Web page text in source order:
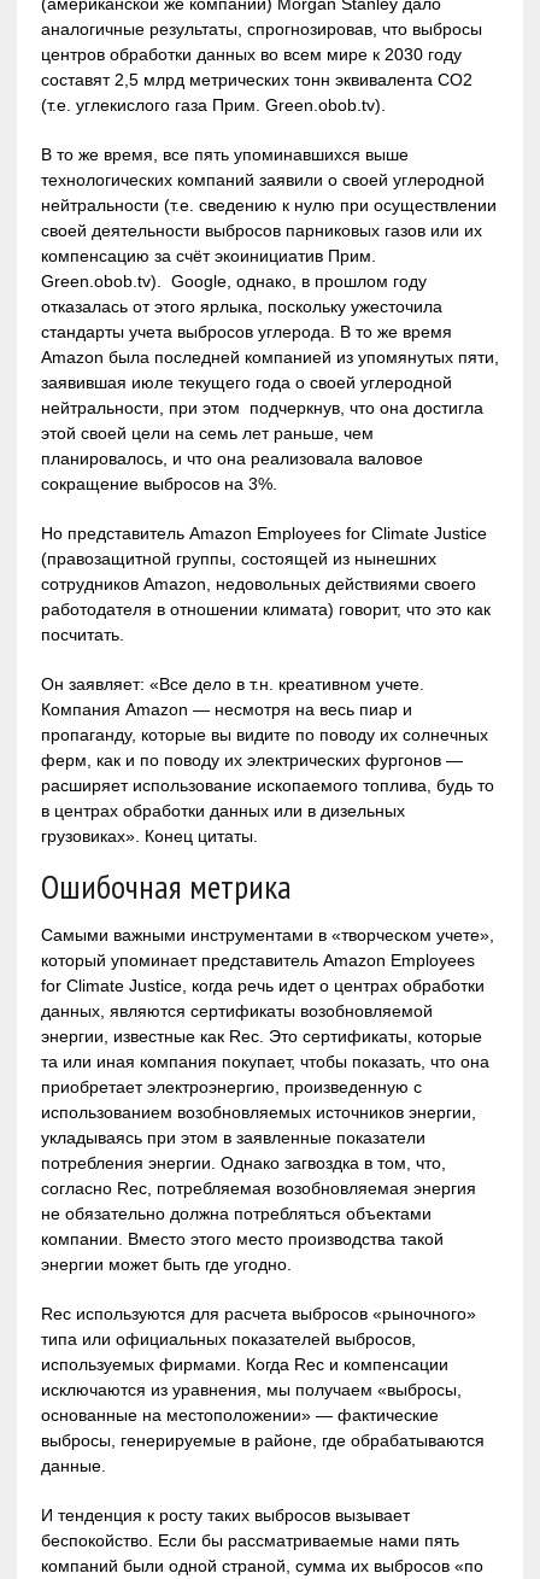
аналогичные результаты, спрогнозировав, что выбросы
центров обработки данных во всем мире к 2030 году
составят 2,5 млрд метрических тонн эквивалента CO2
(т.е. углекислого газа Прим. Green.obob.tv).
В то же время, все пять упоминавшихся выше
технологических компаний заявили о своей углеродной
нейтральности (т.е. сведению к нулю при осуществлении
своей деятельности выбросов парниковых газов или их
компенсацию за счёт экоинициатив Прим.
Green.obob.tv). Google, однако, в прошлом году
отказалась от этого ярлыка, поскольку ужесточила
стандарты учета выбросов углерода. В то же время
Amazon была последней компанией из упомянутых пяти,
заявившая июле текущего года о своей углеродной
нейтральности, при этом подчеркнув, что она достигла
этой своей цели на семь лет раньше, чем
планировалось, и что она реализовала валовое
сокращение выбросов на 3%.
Но представитель Amazon Employees for Climate Justice
(правозащитной группы, состоящей из нынешних
сотрудников Amazon, недовольных действиями своего
работодателя в отношении климата) говорит, что это как
посчитать.
Он заявляет: «Все дело в т.н. креативном учете.
Компания Amazon — несмотря на весь пиар и
пропаганду, которые вы видите по поводу их солнечных
ферм, как и по поводу их электрических фургонов —
расширяет использование ископаемого топлива, будь то
в центрах обработки данных или в дизельных
грузовиках». Конец цитаты.
Ошибочная метрика
Самыми важными инструментами в «творческом учете»,
который упоминает представитель Amazon Employees
for Climate Justice, когда речь идет о центрах обработки
данных, являются сертификаты возобновляемой
энергии, известные как Rec. Это сертификаты, которые
та или иная компания покупает, чтобы показать, что она
приобретает электроэнергию, произведенную с
использованием возобновляемых источников энергии,
укладываясь при этом в заявленные показатели
потребления энергии. Однако загвоздка в том, что,
согласно Rec, потребляемая возобновляемая энергия
не обязательно должна потребляться объектами
компании. Вместо этого место производства такой
энергии может быть где угодно.
Rec используются для расчета выбросов «рыночного»
типа или официальных показателей выбросов,
используемых фирмами. Когда Rec и компенсации
исключаются из уравнения, мы получаем «выбросы,
основанные на местоположении» — фактические
выбросы, генерируемые в районе, где обрабатываются
данные.
И тенденция к росту таких выбросов вызывает
беспокойство. Если бы рассматриваемые нами пять
компаний были одной страной, сумма их выбросов «по